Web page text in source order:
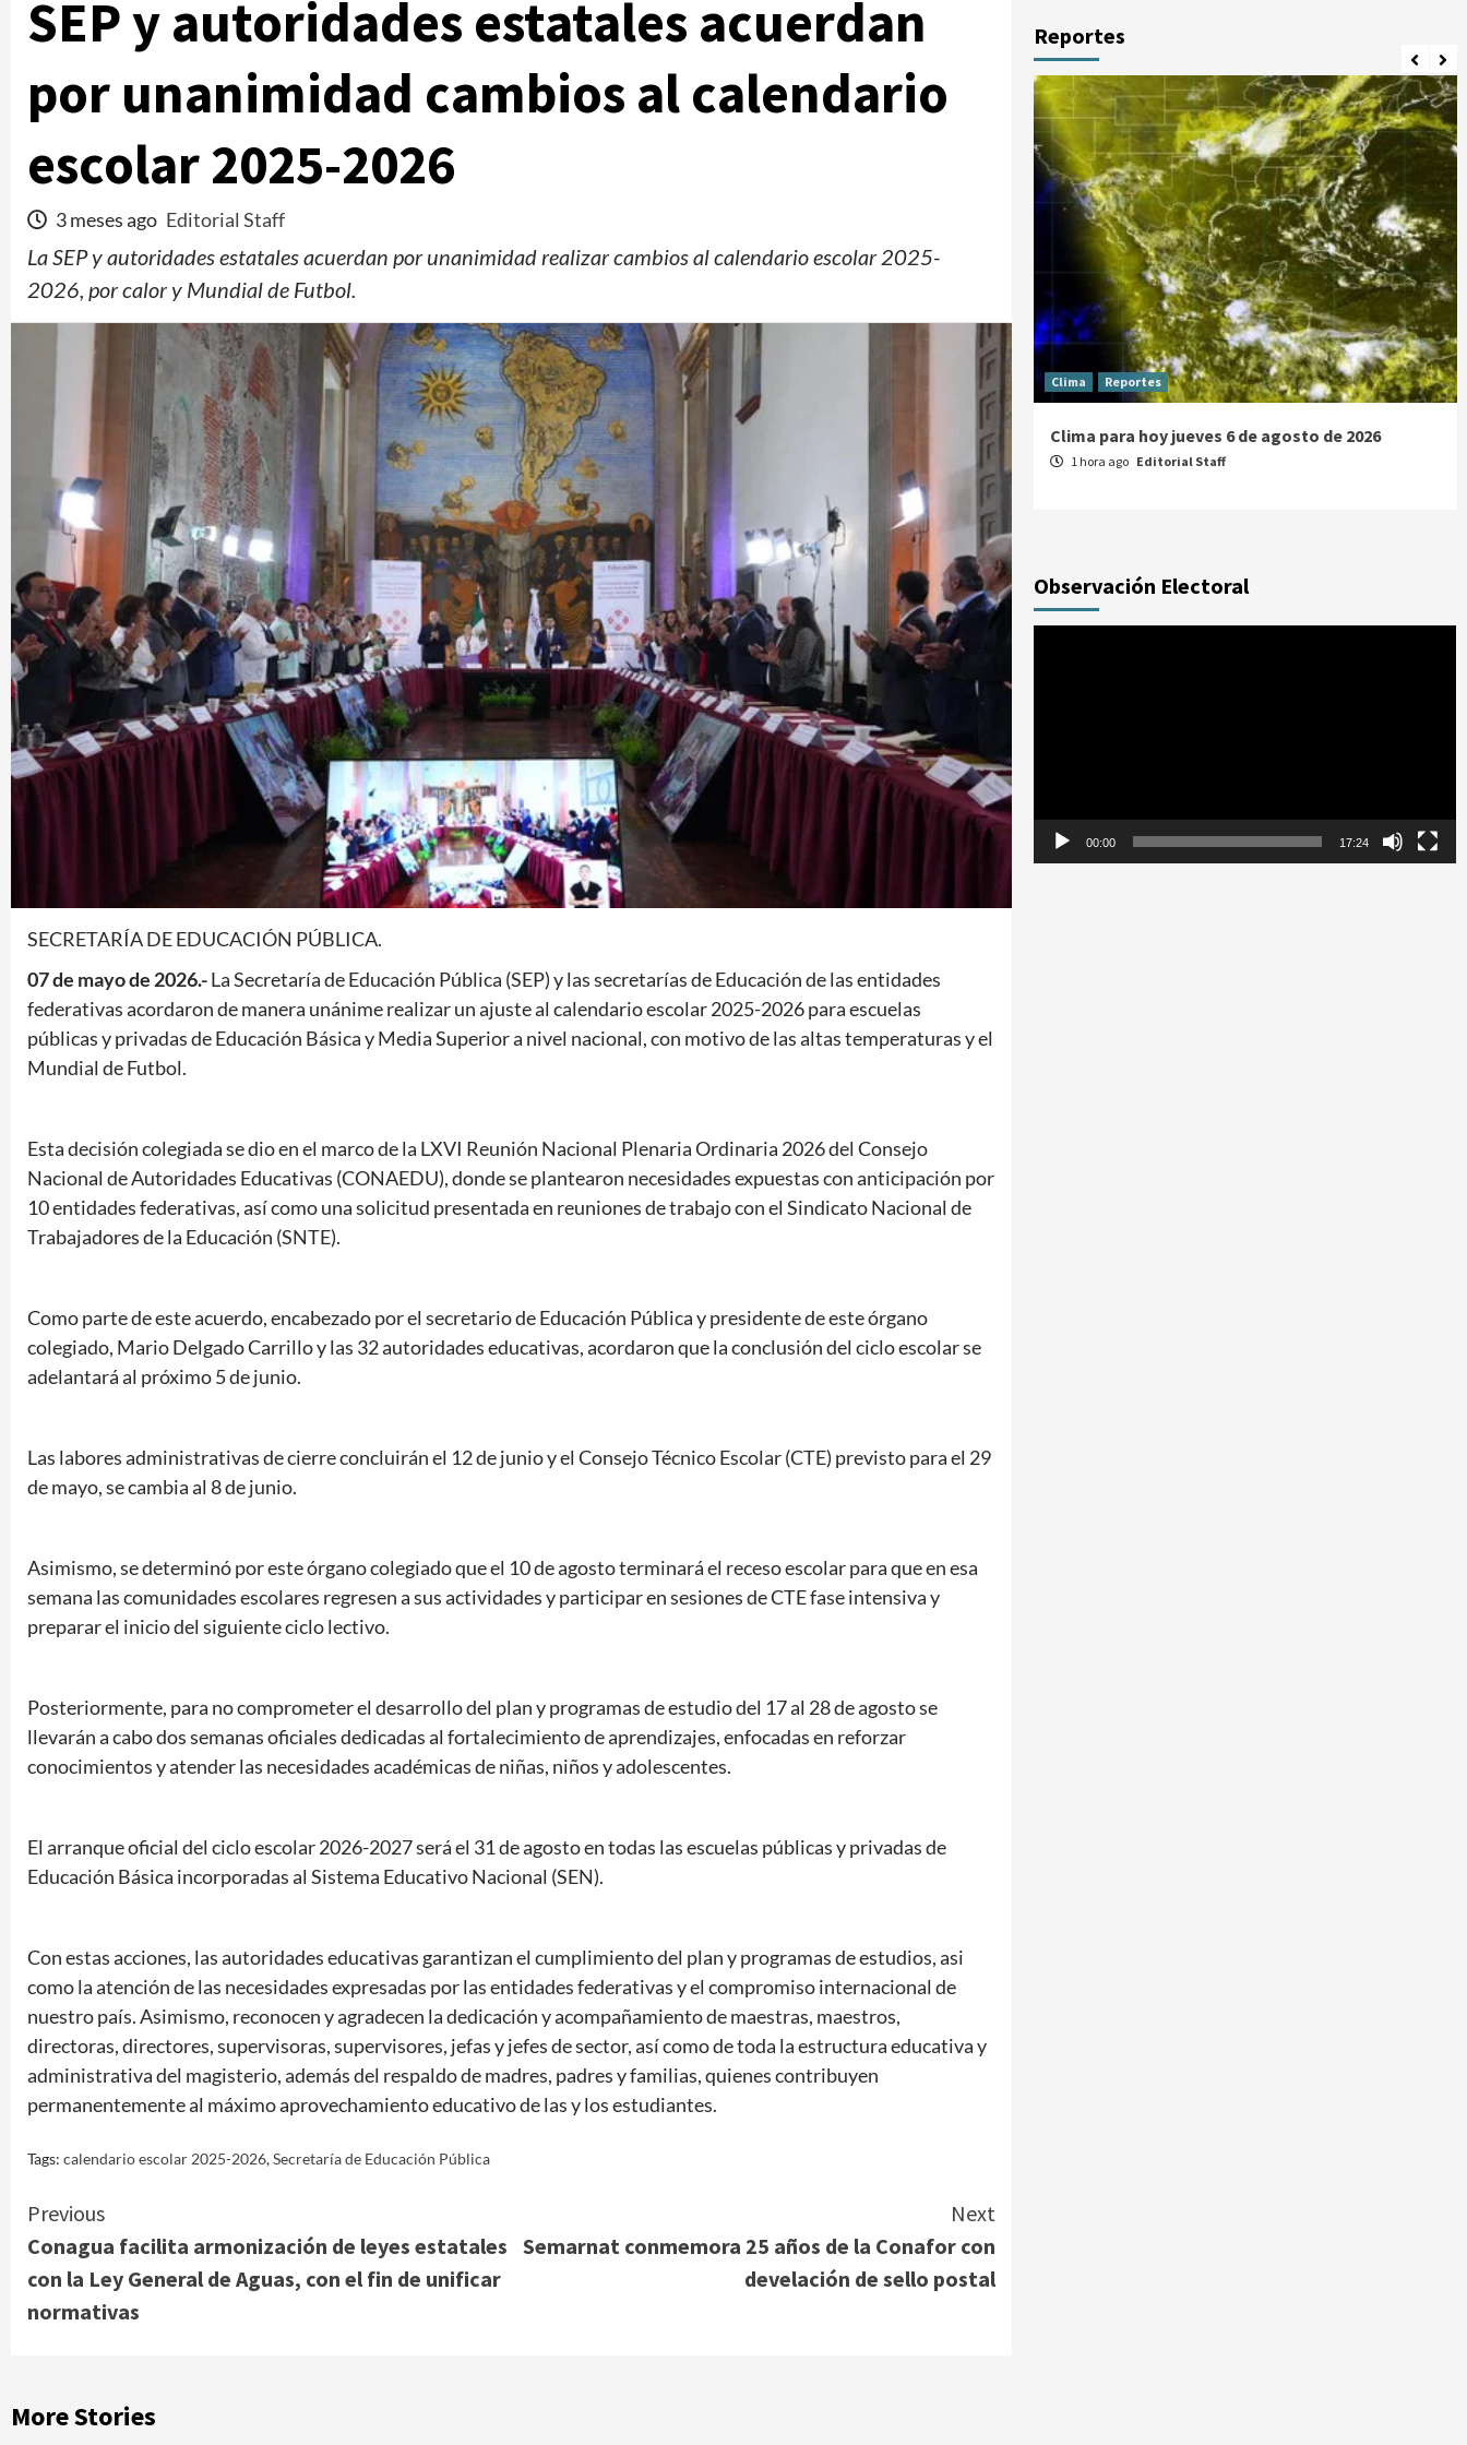
SEP y autoridades estatales acuerdan
por unanimidad cambios al calendario
escolar 2025-2026
3 meses ago Editorial Staff
La SEP y autoridades estatales acuerdan por unanimidad realizar cambios al calendario escolar 2025-
2026, por calor y Mundial de Futbol.
SECRETARÍA DE EDUCACIÓN PÚBLICA.
07 de mayo de 2026.-La Secretaría de Educación Pública (SEP) y las secretarías de Educación de las entidades
federativas acordaron de manera unánime realizar un ajuste al calendario escolar 2025-2026 para escuelas
públicas y privadas de Educación Básica y Media Superior a nivel nacional, con motivo de las altas temperaturas y el
Mundial de Futbol.
Esta decisión colegiada se dio en el marco de la LXVI Reunión Nacional Plenaria Ordinaria 2026 del Consejo
Nacional de Autoridades Educativas (CONAEDU), donde se plantearon necesidades expuestas con anticipación por
10 entidades federativas, así como una solicitud presentada en reuniones de trabajo con el Sindicato Nacional de
Trabajadores de la Educación (SNTE).
Como parte de este acuerdo, encabezado por el secretario de Educación Pública y presidente de este órgano
colegiado, Mario Delgado Carrillo y las 32 autoridades educativas, acordaron que la conclusión del ciclo escolar se
adelantará al próximo 5 de junio.
Las labores administrativas de cierre concluirán el 12 de junio y el Consejo Técnico Escolar (CTE) previsto para el 29
de mayo, se cambia al 8 de junio.
Asimismo, se determinó por este órgano colegiado que el 10 de agosto terminará el receso escolar para que en esa
semana las comunidades escolares regresen a sus actividades y participar en sesiones de CTE fase intensiva y
preparar el inicio del siguiente ciclo lectivo.
Posteriormente, para no comprometer el desarrollo del plan y programas de estudio del 17 al 28 de agosto se
llevarán a cabo dos semanas oficiales dedicadas al fortalecimiento de aprendizajes, enfocadas en reforzar
conocimientos y atender las necesidades académicas de niñas, niños y adolescentes.
El arranque oficial del ciclo escolar 2026-2027 será el 31 de agosto en todas las escuelas públicas y privadas de
Educación Básica incorporadas al Sistema Educativo Nacional (SEN).
Con estas acciones, las autoridades educativas garantizan el cumplimiento del plan y programas de estudios, asi
como la atención de las necesidades expresadas por las entidades federativas y el compromiso internacional de
nuestro país. Asimismo, reconocen y agradecen la dedicación y acompañamiento de maestras, maestros,
directoras, directores, supervisoras, supervisores, jefas y jefes de sector, así como de toda la estructura educativa y
administrativa del magisterio, además del respaldo de madres, padres y familias, quienes contribuyen
permanentemente al máximo aprovechamiento educativo de las y los estudiantes.
Tags: calendario escolar 2025-2026,Secretaría de Educación Pública
Continue
Reading
Previous
Conagua facilita armonización de leyes estatales
con la Ley General de Aguas, con el fin de unificar
normativas
Next
Semarnat conmemora 25 años de la Conafor con
develación de sello postal
More Stories
Reportes
Manifestaciones
Manifestaciones hoy en CDMX 5 de agosto del
2026
Clima Reportes
Clima para hoy jueves 6 de agosto de 2026
1 hora ago Editorial Staff
Observación Electoral
00:00 17:24